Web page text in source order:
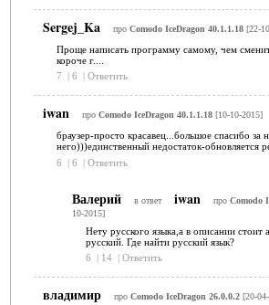
Sergej_Ka про Comodo IceDragon 40.1.1.18[22-
Проще написать программу самому, чем
короче г....
7
| 6 | Ответить
iwan про Comodo IceDragon 40.1.1.18[10-10-2015]
браузер-просто красавец...большое спасибо за
него)))единственный недостаток-обновляется
6
| 6 | Ответить
Валерий в ответ iwan про Comodo
10-2015]
Нету русского языка,а в описании стоит
русский. Где найти русский язык?
6
| 14 | Ответить
владимир про Comodo IceDragon 26.0.0.2[20-